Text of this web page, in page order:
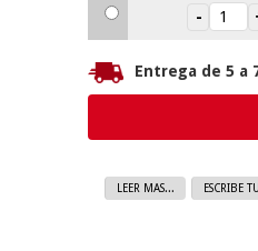
Entrega de 5 a
LEER MAS... ESCRIBE